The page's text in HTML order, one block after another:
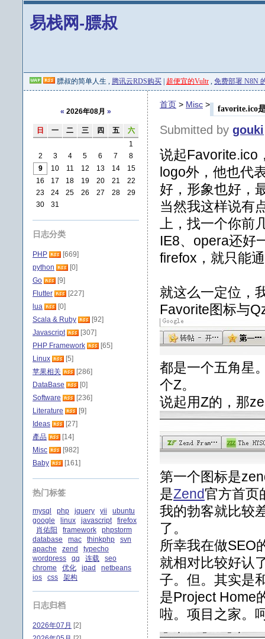
易栈网-膘叔
膘叔的简单人生 , 腾讯云RDS购买 超便宜的Vultr , 免费部署 N8N
favorite.ico
首页 > Misc >
Submitted by gouki
说起Favorite.ico
logo外，他也代
好，形象也好，
当然我这样说有
上，找一个你
IE8、opera还好
firefox，就只能
就这么一定位，
Favorite图标与
都是一个五角星
个Z。
说起用Z的，那
第一个图标是
是Zend官方首页
我的勃客就比较
了。
所幸我在做SEO
就相对比较好认
子。但。其实是
是Project Home
啦。项目之家。
« 2026年08月 »
日 一 二 三 四 五
六
1
2
3 4 5 6 7
8
9
10 11 12 13 14
15
16
17 18 19 20 21
22
23
24 25 26 27 28
29
30
31
日志分类
PHP
[669]
python
[0]
Go
[9]
Flutter
[227]
lua
[0]
Scala & Ruby
[92]
Javascript
[307]
PHP Framework
[65]
Linux
[5]
苹果相关
[286]
DataBase
[0]
Software
[236]
Literature
[9]
Ideas
[27]
產品
[14]
Misc
[982]
Baby
[161]
热门标签
mysql php jquery yii
ubuntu
google
linux javascript
firefox
肖佑阳
framework
phpstorm
database
mac thinkphp
svn
apache
zend
typecho
wordpress
qq 连载
seo
chrome
优化 ipad
netbeans
ios
css 架构
日志归档
2026年07月 [2]